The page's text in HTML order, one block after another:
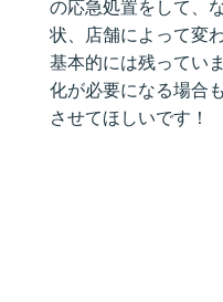
の応急処置をして、
状、店舗によって変
基本的には残ってい
化が必要になる場合
させてほしいです！